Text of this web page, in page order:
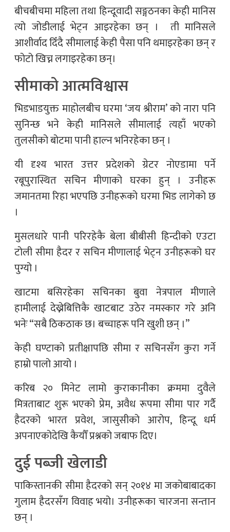
बीचबीचमा महिला तथा हिन्दूवादी सङ्गठनका केही मानिस
त्यो जोडीलाई भेट्न आइरहेका छन् । ती मानिसले
आशीर्वाद दिँदै सीमालाई केही पैसा पनि थमाइरहेका छन् र
फोटो खिच्न लगाइरहेका छन्।
सीमाको आत्मविश्वास
भिडभाडयुक्त माहोलबीच घरमा ‘जय श्रीराम’ को नारा पनि
सुनिन्छ भने केही मानिसले सीमालाई त्यहाँ भएको
तुलसीको बोटमा पानी हाल्न भनिरहेका छन् ।
यी दृश्य भारत उत्तर प्रदेशको ग्रेटर नोएडामा पर्ने
रबूपुरास्थित सचिन मीणाको घरका हुन् । उनीहरू
जमानतमा रिहा भएपछि उनीहरूको घरमा भिड लागेको छ
।
मुसलधारे पानी परिरहेकै बेला बीबीसी हिन्दीको एउटा
टोली सीमा हैदर र सचिन मीणालाई भेट्न उनीहरूको घर
पुग्यो ।
खाटमा बसिरहेका सचिनका बुवा नेत्रपाल मीणाले
हामीलाई देख्नेबित्तिकै खाटबाट उठेर नमस्कार गरे अनि
भनेः “सबै ठिकठाक छ। बच्चाहरू पनि खुशी छन् ।”
केही घण्टाको प्रतीक्षापछि सीमा र सचिनसँग कुरा गर्ने
हाम्रो पालो आयो ।
करिब २० मिनेट लामो कुराकानीका क्रममा दुवैले
मित्रताबाट शुरू भएको प्रेम, अवैध रूपमा सीमा पार गर्दै
हैदरको भारत प्रवेश, जासुसीको आरोप, हिन्दू धर्म
अपनाएकोदेखि कैयौँ प्रश्नको जबाफ दिए।
दुई पब्जी खेलाडी
पाकिस्तानकी सीमा हैदरको सन् २०१४ मा जकोबाबादका
गुलाम हैदरसँग विवाह भयो। उनीहरूका चारजना सन्तान
छन् ।